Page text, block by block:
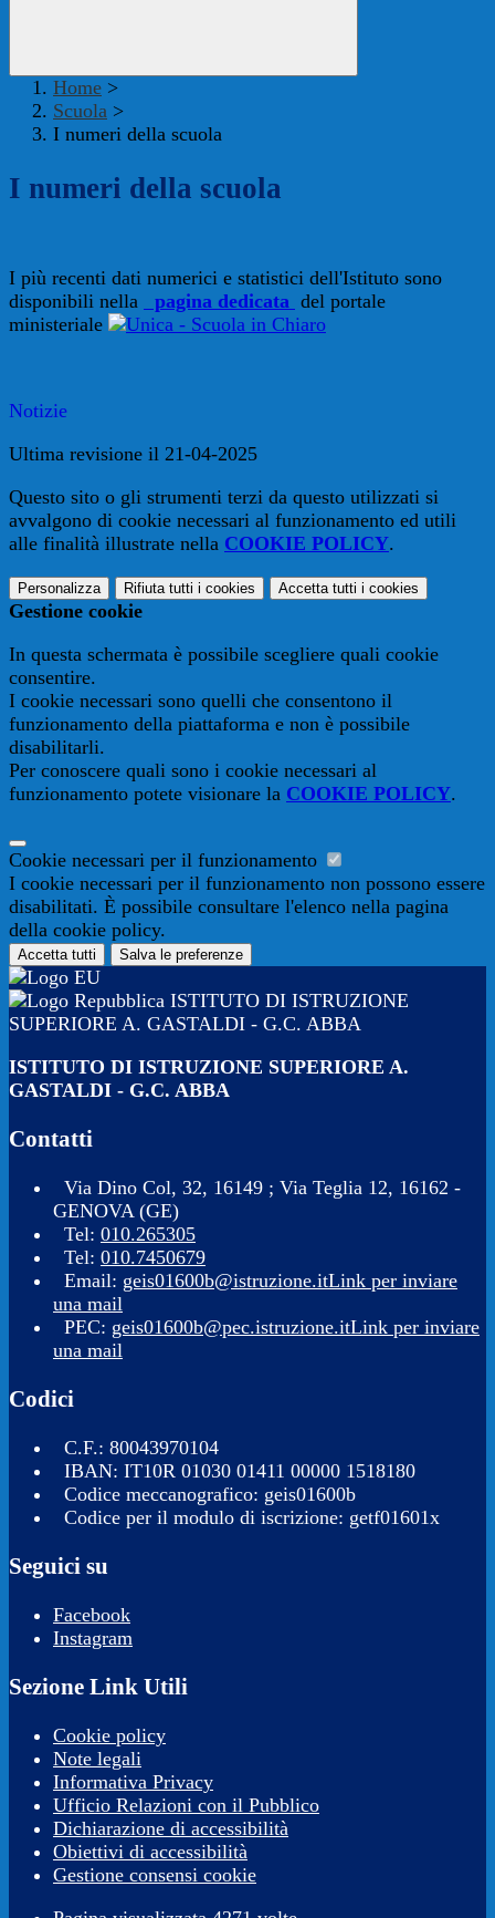
Home >
Scuola >
I numeri della scuola
I numeri della scuola
I più recenti dati numerici e statistici dell'Istituto sono
disponibili nella
pagina dedicata del portale
ministeriale
Notizie
Ultima revisione il 21-04-2025
Questo sito o gli strumenti terzi da questo utilizzati si
avvalgono di cookie necessari al funzionamento ed utili
alle finalità illustrate nella COOKIE POLICY.
Personalizza Rifiuta tutti i cookies Accetta tutti i cookies
Gestione cookie
In questa schermata è possibile scegliere quali cookie
consentire.
I cookie necessari sono quelli che consentono il
funzionamento della piattaforma e non è possibile
disabilitarli.
Per conoscere quali sono i cookie necessari al
funzionamento potete visionare la COOKIE POLICY.
Cookie necessari per il funzionamento
I cookie necessari per il funzionamento non possono essere
disabilitati. È possibile consultare l'elenco nella pagina
della cookie policy.
Accetta tutti Salva le preferenze
ISTITUTO DI ISTRUZIONE
SUPERIORE A. GASTALDI - G.C. ABBA
ISTITUTO DI ISTRUZIONE SUPERIORE A.
GASTALDI - G.C. ABBA
Contatti
Via Dino Col, 32, 16149 ; Via Teglia 12, 16162 -
GENOVA (GE)
Tel: 010.265305
Tel: 010.7450679
Email: geis01600b@istruzione.itLink per inviare
una mail
PEC: geis01600b@pec.istruzione.itLink per inviare
una mail
Codici
C.F.: 80043970104
IBAN: IT10R 01030 01411 00000 1518180
Codice meccanografico: geis01600b
Codice per il modulo di iscrizione: getf01601x
Seguici su
Facebook
Instagram
Sezione Link Utili
Cookie policy
Note legali
Informativa Privacy
Ufficio Relazioni con il Pubblico
Dichiarazione di accessibilità
Obiettivi di accessibilità
Gestione consensi cookie